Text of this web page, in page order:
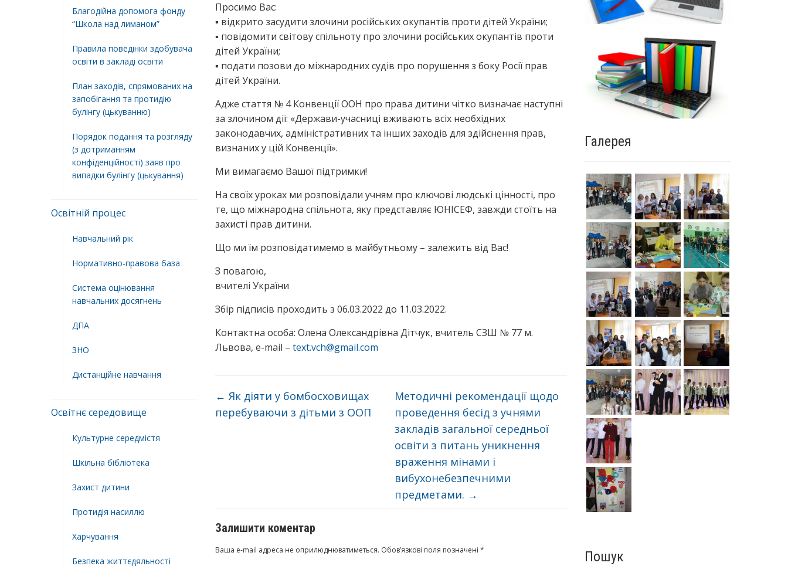
Благодійна допомога фонду
“Школа над лиманом”
Правила поведінки здобувача
освіти в закладі освіти
План заходів, спрямованих на
запобігання та протидію
булінгу (цькуванню)
Порядок подання та розгляду
(з дотриманням
конфіденційності) заяв про
випадки булінгу (цькування)
Освітній процес
Навчальний рік
Нормативно-правова база
Система оцінювання
навчальних досягнень
ДПА
ЗНО
Дистанційне навчання
Освітнє середовище
Культурне середмістя
Шкільна бібліотека
Захист дитини
Протидія насиллю
Харчування
Безпека життєдяльності
Просимо Вас:
▪ відкрито засудити злочини російських окупантів проти дітей України;
▪ повідомити світову спільноту про злочини російських окупантів проти
дітей України;
▪ подати позови до міжнародних судів про порушення з боку Росії прав
дітей України.
Адже стаття № 4 Конвенції ООН про права дитини чітко визначає наступні
за злочином дії: «Держави-учасниці вживають всіх необхідних
законодавчих, адміністративних та інших заходів для здійснення прав,
визнаних у цій Конвенції».
Ми вимагаємо Вашої підтримки!
На своїх уроках ми розповідали учням про ключові людські цінності, про
те, що міжнародна спільнота, яку представляє ЮНІСЕФ, завжди стоїть на
захисті прав дитини.
Що ми їм розповідатимемо в майбутньому – залежить від Вас!
З повагою,
вчителі України
Збір підписів проходить з 06.03.2022 до 11.03.2022.
Контактна особа: Олена Олександрівна Дітчук, вчитель СЗШ № 77 м.
Львова, е-mail – text.vch@gmail.com
← Як діяти у бомбосховищах
перебуваючи з дітьми з ООП
Методичні рекомендації щодо
проведення бесід з учнями
закладів загальної середньої
освіти з питань уникнення
враження мінами і
вибухонебезпечними
предметами. →
Залишити коментар
Ваша e-mail адреса не оприлюднюватиметься. Обов’язкові поля позначені *
Галерея
Пошук